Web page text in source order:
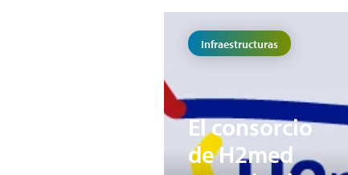
Infraestructuras
El consorcio
de H2med